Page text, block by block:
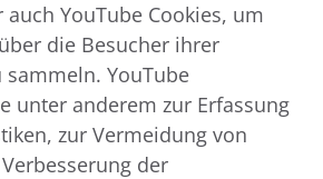
YouTube Cookies, um
die Besucher ihrer
YouTube
unter anderem zur Erfassung
zur Vermeidung von
der